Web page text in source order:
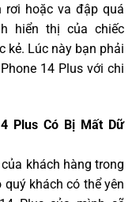
rơi hoặc va đập quá
hiển thị của chiếc
kẻ. Lúc này bạn phải
14 Plus với chi
Plus Có Bị Mất Dữ
khách hàng trong
khách có thể yên